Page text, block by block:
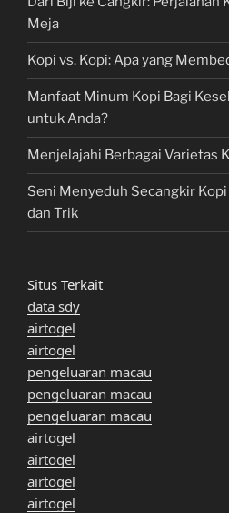
Meja
Kopi vs. Kopi: Apa yang
Manfaat Minum Kopi Bagi
untuk Anda?
Menjelajahi Berbagai Varietas
Seni Menyeduh Secangkir
dan Trik
Situs Terkait
data sdy
airtogel
airtogel
pengeluaran macau
pengeluaran macau
pengeluaran macau
airtogel
airtogel
airtogel
airtogel